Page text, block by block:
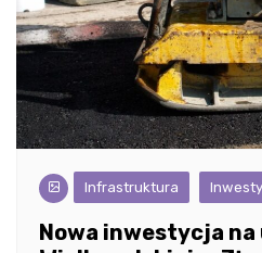
Infrastruktura
Nowa inwestycja na